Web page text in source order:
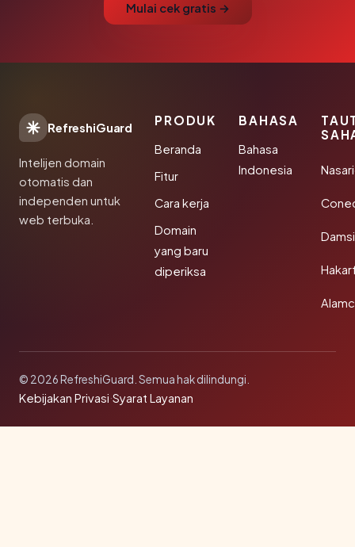
Mulai cek gratis →
RefreshiGuard
Intelijen domain
otomatis dan
independen untuk
web terbuka.
PRODUK
Beranda
Fitur
Cara kerja
Domain
yang baru
diperiksa
BAHASA
Bahasa
Indonesia
© 2026 RefreshiGuard. Semua hak dilindungi.
Kebijakan Privasi·Syarat Layanan